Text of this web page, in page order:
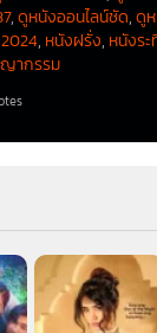
,ดูหนังออนไลน์ชัด,ดู
, หนังฝรั่ง, หนังร
ากรรม